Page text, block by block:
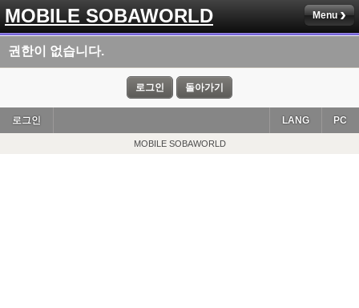
MOBILE SOBAWORLD Menu
권한이 없습니다.
로그인 돌아가기
로그인 PC
LANG
MOBILE SOBAWORLD